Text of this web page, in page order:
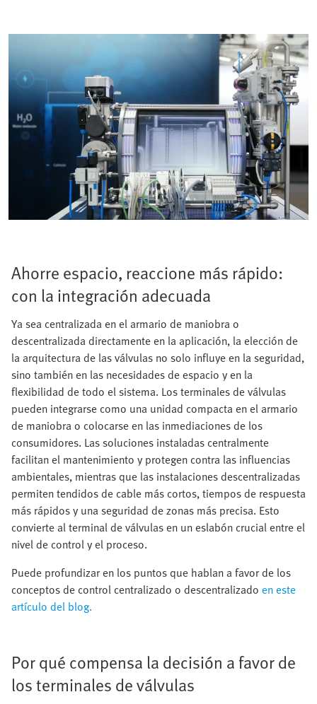
Ahorre espacio, reaccione más rápido:
con la integración adecuada
Ya sea centralizada en el armario de maniobra o
descentralizada directamente en la aplicación, la elección de
la arquitectura de las válvulas no solo influye en la seguridad,
sino también en las necesidades de espacio y en la
flexibilidad de todo el sistema. Los terminales de válvulas
pueden integrarse como una unidad compacta en el armario
de maniobra o colocarse en las inmediaciones de los
consumidores. Las soluciones instaladas centralmente
facilitan el mantenimiento y protegen contra las influencias
ambientales, mientras que las instalaciones descentralizadas
permiten tendidos de cable más cortos, tiempos de respuesta
más rápidos y una seguridad de zonas más precisa. Esto
convierte al terminal de válvulas en un eslabón crucial entre el
nivel de control y el proceso.
Puede profundizar en los puntos que hablan a favor de los
conceptos de control centralizado o descentralizado en este
artículo del blog.
Por qué compensa la decisión a favor de
los terminales de válvulas